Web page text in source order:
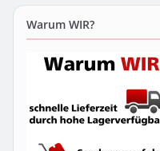
Warum WIR?